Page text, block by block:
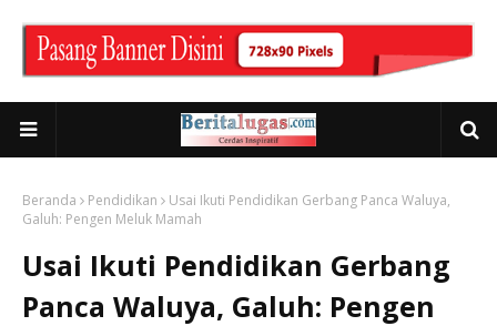
Beranda Pendidikan
Usai Ikuti Pendidikan Gerbang Panca Waluya,
Galuh: Pengen Meluk Mamah
Usai Ikuti Pendidikan Gerbang
Panca Waluya, Galuh: Pengen